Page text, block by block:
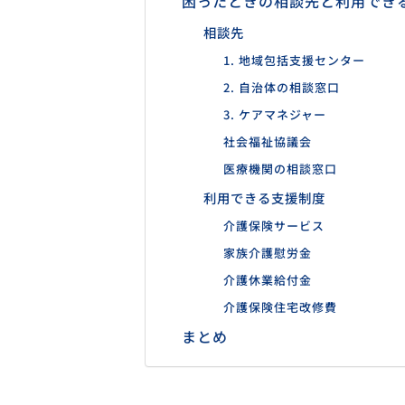
相談先
1. 地域包括支援センター
2. 自治体の相談窓口
3. ケアマネジャー
社会福祉協議会
医療機関の相談窓口
利用できる支援制度
介護保険サービス
家族介護慰労金
介護休業給付金
介護保険住宅改修費
まとめ